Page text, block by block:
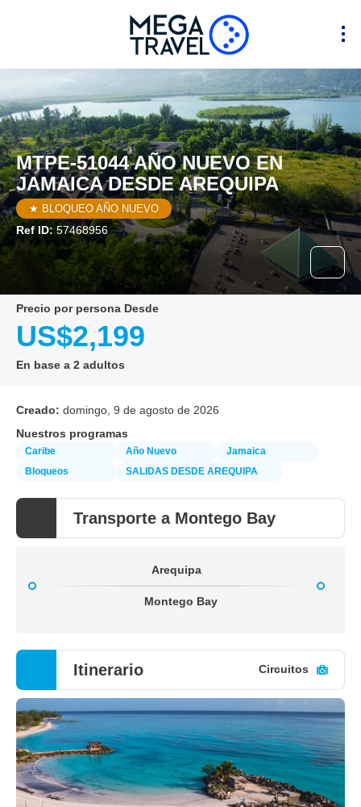
MTPE-51044 AÑO NUEVO EN
JAMAICA DESDE AREQUIPA
★ BLOQUEO AÑO NUEVO
Ref ID:57468956
precio por persona Desde
US$2,199
En base a 2 adultos
Creado: domingo, 9 de agosto de 2026
Nuestros programas
Caribe Año Nuevo
Jamaica
Bloqueos
SALIDAS DESDE AREQUIPA
Transporte a Montego Bay
Arequipa
Montego Bay
Itinerario Circuitos